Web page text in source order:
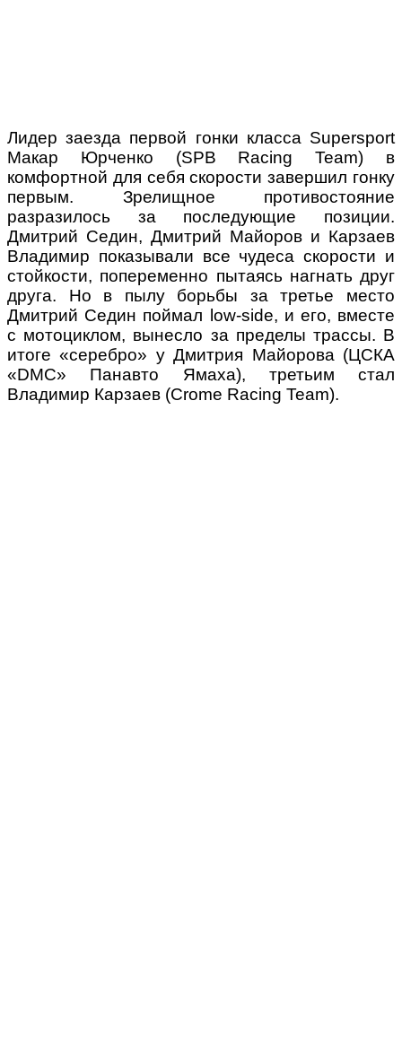
Лидер заезда первой гонки класса Supersport
Макар Юрченко (SPB Racing Team) в
комфортной для себя скорости завершил гонку
первым. Зрелищное противостояние
разразилось за последующие позиции.
Дмитрий Седин, Дмитрий Майоров и Карзаев
Владимир показывали все чудеса скорости и
стойкости, попеременно пытаясь нагнать друг
друга. Но в пылу борьбы за третье место
Дмитрий Седин поймал low-side, и его, вместе
с мотоциклом, вынесло за пределы трассы. В
итоге «серебро» у Дмитрия Майорова (ЦСКА
«DMC» Панавто Ямаха), третьим стал
Владимир Карзаев (Crome Racing Team).